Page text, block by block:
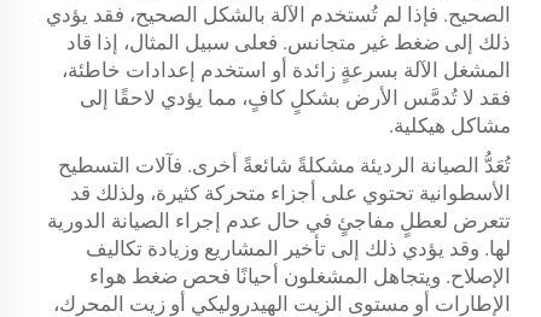
الصحيح. فإذا لم تُستخدم الآلة بالشكل الصحيح، فقد يؤدي
ذلك إلى ضغط غير متجانس. فعلى سبيل المثال، إذا قاد
المشغل الآلة بسرعةٍ زائدة أو استخدم إعدادات خاطئة،
فقد لا تُدمَّس الأرض بشكلٍ كافٍ، مما يؤدي لاحقًا إلى
مشاكل هيكلية.
تُعَدُّ الصيانة الرديئة مشكلةً شائعةً أخرى. فآلات التسطيح
الأسطوانية تحتوي على أجزاء متحركة كثيرة، ولذلك قد
تتعرض لعطلٍ مفاجئٍ في حال عدم إجراء الصيانة الدورية
لها. وقد يؤدي ذلك إلى تأخير المشاريع وزيادة تكاليف
الإصلاح. ويتجاهل المشغلون أحيانًا فحص ضغط هواء
الإطارات أو مستوى الزيت الهيدروليكي أو زيت المحرك،